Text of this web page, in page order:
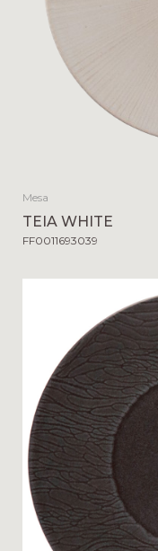
Mesa
TEIA WHITE
FF0011693039